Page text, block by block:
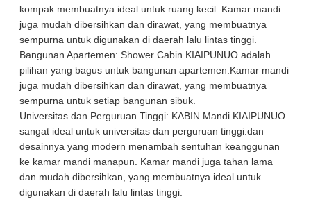
kompak membuatnya ideal untuk ruang kecil. Kamar mandi
juga mudah dibersihkan dan dirawat, yang membuatnya
sempurna untuk digunakan di daerah lalu lintas tinggi.
Bangunan Apartemen: Shower Cabin KIAIPUNUO adalah
pilihan yang bagus untuk bangunan apartemen.Kamar mandi
juga mudah dibersihkan dan dirawat, yang membuatnya
sempurna untuk setiap bangunan sibuk.
Universitas dan Perguruan Tinggi: KABIN Mandi KIAIPUNUO
sangat ideal untuk universitas dan perguruan tinggi.dan
desainnya yang modern menambah sentuhan keanggunan
ke kamar mandi manapun. Kamar mandi juga tahan lama
dan mudah dibersihkan, yang membuatnya ideal untuk
digunakan di daerah lalu lintas tinggi.